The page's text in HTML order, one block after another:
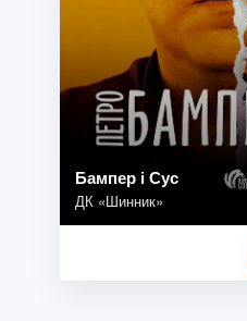
Бампер і Сус
ДК «Шинник»